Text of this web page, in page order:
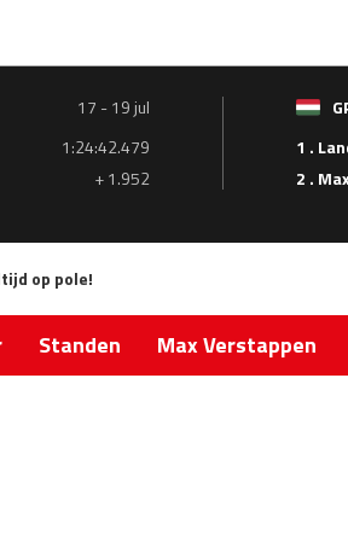
17 - 19 jul
1:24:42.479
+ 1.952
1 .
2 .
op pole!
Standen Max Verstappen